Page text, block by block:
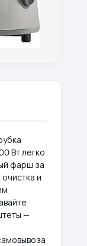
Вт легко
фарш за
и
—